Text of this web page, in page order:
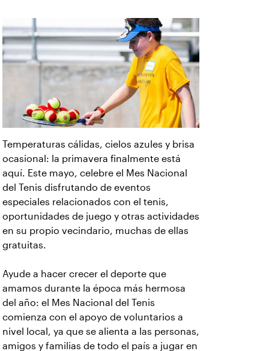
Temperaturas cálidas, cielos azules y brisa
ocasional: la primavera finalmente está
aquí. Este mayo, celebre el Mes Nacional
del Tenis disfrutando de eventos
especiales relacionados con el tenis,
oportunidades de juego y otras actividades
en su propio vecindario, muchas de ellas
gratuitas.
Ayude a hacer crecer el deporte que
amamos durante la época más hermosa
del año: el Mes Nacional del Tenis
comienza con el apoyo de voluntarios a
nivel local, ya que se alienta a las personas,
amigos y familias de todo el país a jugar en